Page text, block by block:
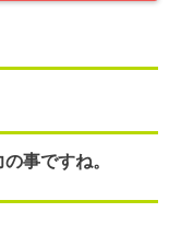
事ですね。